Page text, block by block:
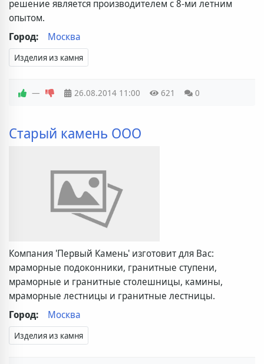
решение является производителем с 8-ми летним
опытом.
Город:
Москва
Изделия из камня
— 26.08.2014 11:00 621 0
Старый камень OOO
Компания 'Первый Камень' изготовит для Вас:
мраморные подоконники, гранитные ступени,
мраморные и гранитные столешницы, камины,
мраморные лестницы и гранитные лестницы.
Город:
Москва
Изделия из камня